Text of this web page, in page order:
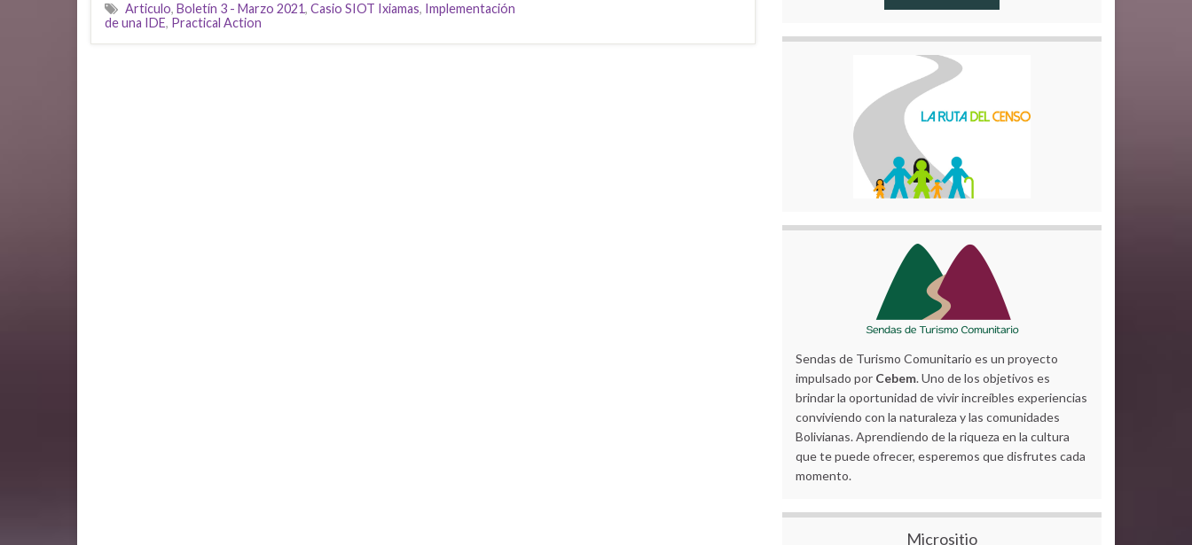
Articulo, Boletín 3 - Marzo 2021, Casio SIOT Ixiamas, Implementación
de una IDE, Practical Action
Sendas de Turismo Comunitario es un proyecto
impulsado por Cebem. Uno de los objetivos es
brindar la oportunidad de vivir increíbles experiencias
conviviendo con la naturaleza y las comunidades
Bolivianas. Aprendiendo de la riqueza en la cultura
que te puede ofrecer, esperemos que disfrutes cada
momento.
Micrositio